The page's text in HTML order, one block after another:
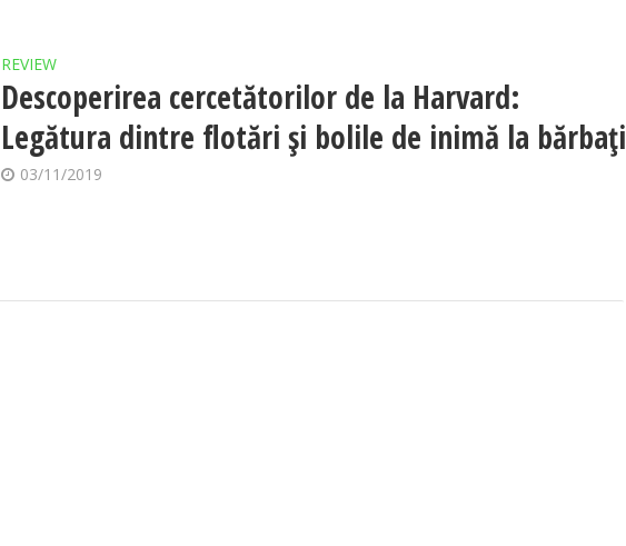
REVIEW
Descoperirea cercetătorilor de la Harvard:
Legătura dintre flotări și bolile de inimă la bărbați
03/11/2019